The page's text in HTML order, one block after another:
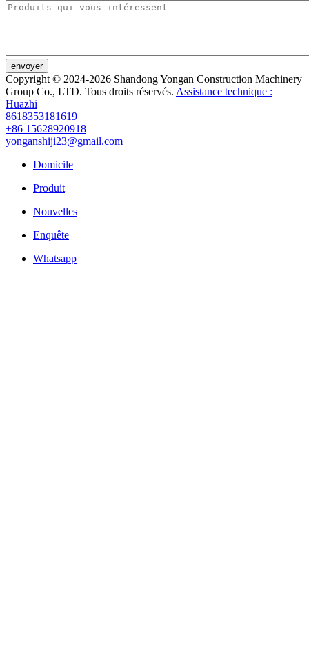
envoyer
Copyright © 2024-2026 Shandong Yongan Construction Machinery
Group Co., LTD. Tous droits réservés. Assistance technique :
Huazhi
8618353181619
+86 15628920918
yonganshiji23@gmail.com
Domicile
Produit
Nouvelles
Enquête
Whatsapp